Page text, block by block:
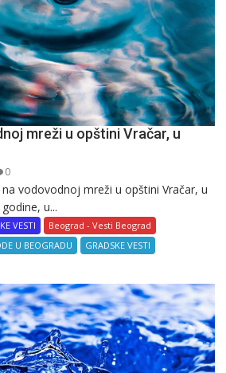
mreži u opštini Vračar, u
0
vodovodnoj mreži u opštini Vračar, u
u...
VESTI
Beograd - Vesti Beograd
U BEOGRADU
GRADSKE VESTI